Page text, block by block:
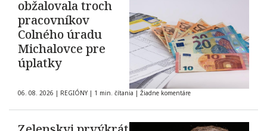
obžalovala troch
pracovníkov
Colného úradu
Michalovce pre
úplatky
06. 08. 2026 | REGIÓNY | 1 min. čítania | Žiadne komentáre